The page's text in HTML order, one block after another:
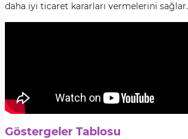
daha iyi ticaret kararları vermelerini sağlar.
Göstergeler Tablosu